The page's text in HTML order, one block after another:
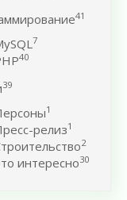
41
7
40
39
1
релиз1
2
интересно30